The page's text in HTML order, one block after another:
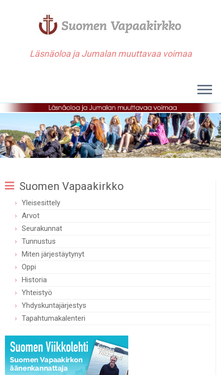
Läsnäoloa ja Jumalan muuttavaa voimaa
Suomen Vapaakirkko
Yleisesittely
Arvot
Seurakunnat
Tunnustus
Miten järjestäytynyt
Oppi
Historia
Yhteistyö
Yhdyskuntajärjestys
Tapahtumakalenteri